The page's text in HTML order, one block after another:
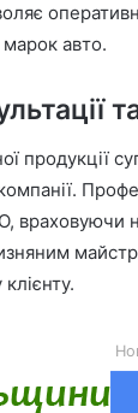
марок авто.
продукції